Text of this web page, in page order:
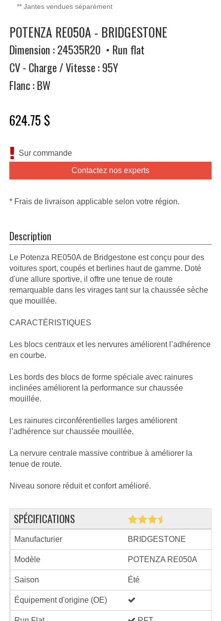
** Jantes vendues séparément
POTENZA RE050A - BRIDGESTONE
Dimension : 24535R20 • Run flat
CV - Charge / Vitesse : 95Y
Flanc : BW
624.75 $
Sur commande
Contactez nos experts
* Frais de livraison applicable selon votre région.
Description
Le Potenza RE050A de Bridgestone est conçu pour des
voitures sport, coupés et berlines haut de gamme. Doté
d'une allure sportive, il offre une tenue de route
remarquable dans les virages tant sur la chaussée sèche
que mouillée.
CARACTÉRISTIQUES
Les blocs centraux et les nervures améliorent l’adhérence
en courbe.
Les bords des blocs de forme spéciale avec rainures
inclinées améliorent la performance sur chaussée
mouillée.
Les rainures circonférentielles larges améliorent
l’adhérence sur chaussée mouillée.
La nervure centrale massive contribue à améliorer la
tenue de route.
Niveau sonore réduit et confort amélioré.
SPÉCIFICATIONS
Manufacturier BRIDGESTONE
Modèle POTENZA RE050A
Saison Été
Équipement d'origine (OE)